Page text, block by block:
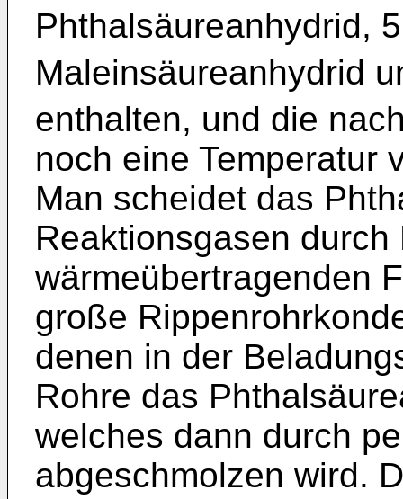
Phthalsäureanhydrid,
Maleinsäureanhydrid
enthalten, und die
noch eine Temperatur
Man scheidet das
Reaktionsgasen
wärmeübertragenden
große
denen in der
Rohre das
welches dann durch
abgeschmolzen wird.